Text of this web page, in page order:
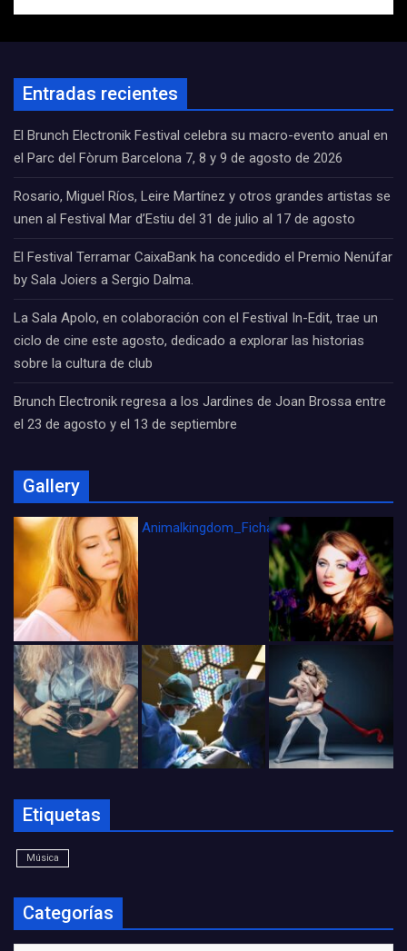
Entradas recientes
El Brunch Electronik Festival celebra su macro-evento anual en
el Parc del Fòrum Barcelona 7, 8 y 9 de agosto de 2026
Rosario, Miguel Ríos, Leire Martínez y otros grandes artistas se
unen al Festival Mar d’Estiu del 31 de julio al 17 de agosto
El Festival Terramar CaixaBank ha concedido el Premio Nenúfar
by Sala Joiers a Sergio Dalma.
La Sala Apolo, en colaboración con el Festival In-Edit, trae un
ciclo de cine este agosto, dedicado a explorar las historias
sobre la cultura de club
Brunch Electronik regresa a los Jardines de Joan Brossa entre
el 23 de agosto y el 13 de septiembre
Gallery
Animalkingdom_FichaCine
Etiquetas
Música
Categorías